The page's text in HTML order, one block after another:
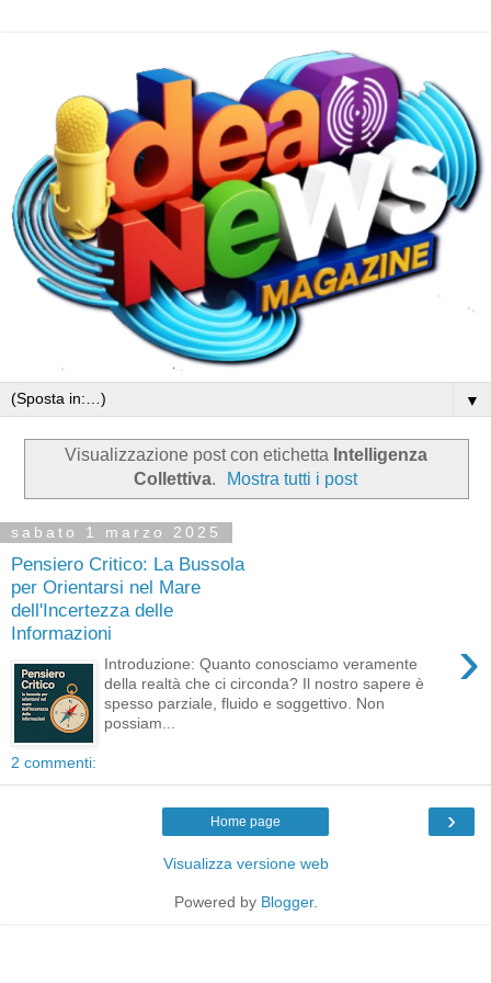
▼
Visualizzazione post con etichetta Intelligenza
Collettiva. Mostra tutti i post
sabato 1 marzo 2025
Pensiero Critico: La Bussola
per Orientarsi nel Mare
dell'Incertezza delle
Informazioni
›
Introduzione: Quanto conosciamo veramente
della realtà che ci circonda? Il nostro sapere è
spesso parziale, fluido e soggettivo. Non
possiam...
2 commenti:
›
Home page
Visualizza versione web
Powered by Blogger.